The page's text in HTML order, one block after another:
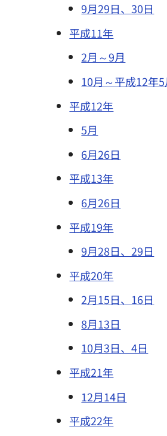
9月29日、30日
平成11年
2月～9月
10月～平成12年5
平成12年
5月
6月26日
平成13年
6月26日
平成19年
9月28日、29日
平成20年
2月15日、16日
8月13日
10月3日、4日
平成21年
12月14日
平成22年